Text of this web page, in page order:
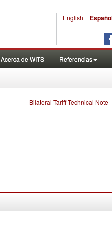
English
Acerca de WITS Referencias
Bilateral Tariff Technical Note